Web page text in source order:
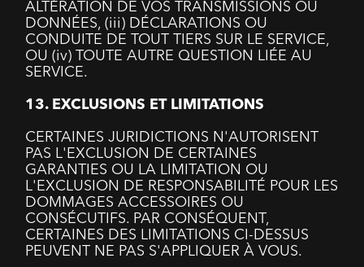
ALTÉRATION DE VOS TRANSMISSIONS OU
DONNÉES, (iii) DÉCLARATIONS OU
CONDUITE DE TOUT TIERS SUR LE SERVICE,
OU (iv) TOUTE AUTRE QUESTION LIÉE AU
SERVICE.
13. EXCLUSIONS ET LIMITATIONS
CERTAINES JURIDICTIONS N'AUTORISENT
PAS L'EXCLUSION DE CERTAINES
GARANTIES OU LA LIMITATION OU
L'EXCLUSION DE RESPONSABILITÉ POUR LES
DOMMAGES ACCESSOIRES OU
CONSÉCUTIFS. PAR CONSÉQUENT,
CERTAINES DES LIMITATIONS CI-DESSUS
PEUVENT NE PAS S'APPLIQUER À VOUS.